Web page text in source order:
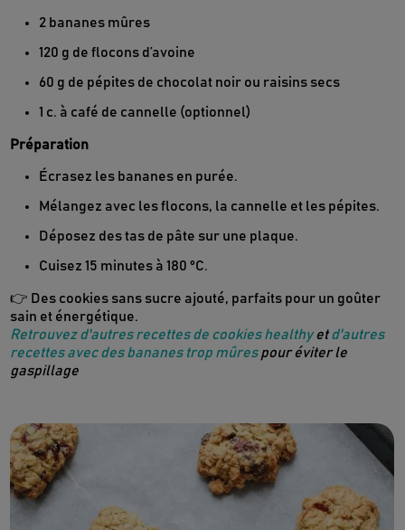
2 bananes mûres
120 g de flocons d’avoine
60 g de pépites de chocolat noir ou raisins secs
1 c. à café de cannelle (optionnel)
Préparation
Écrasez les bananes en purée.
Mélangez avec les flocons, la cannelle et les pépites.
Déposez des tas de pâte sur une plaque.
Cuisez 15 minutes à 180 °C.
👉 Des cookies sans sucre ajouté, parfaits pour un goûter
sain et énergétique.
Retrouvez d'autres recettes de cookies healthyetd'autres
recettes avec des bananes trop mûrespour éviter le
gaspillage